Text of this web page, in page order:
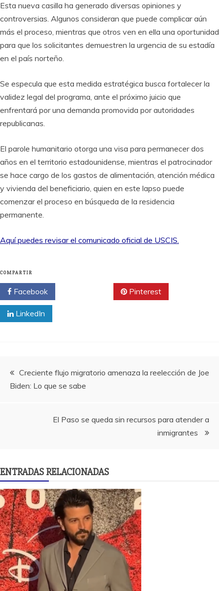
Esta nueva casilla ha generado diversas opiniones y
controversias. Algunos consideran que puede complicar aún
más el proceso, mientras que otros ven en ella una oportunidad
para que los solicitantes demuestren la urgencia de su estadía
en el país norteño.
Se especula que esta medida estratégica busca fortalecer la
validez legal del programa, ante el próximo juicio que
enfrentará por una demanda promovida por autoridades
republicanas.
El parole humanitario otorga una visa para permanecer dos
años en el territorio estadounidense, mientras el patrocinador
se hace cargo de los gastos de alimentación, atención médica
y vivienda del beneficiario, quien en este lapso puede
comenzar el proceso en búsqueda de la residencia
permanente.
Aquí puedes revisar el comunicado oficial de USCIS.
COMPARTIR
Facebook Pinterest
LinkedIn
Navegación
de
entradas
Creciente flujo migratorio amenaza la reelección de Joe
Biden: Lo que se sabe
El Paso se queda sin recursos para atender a
inmigrantes
ENTRADAS RELACIONADAS